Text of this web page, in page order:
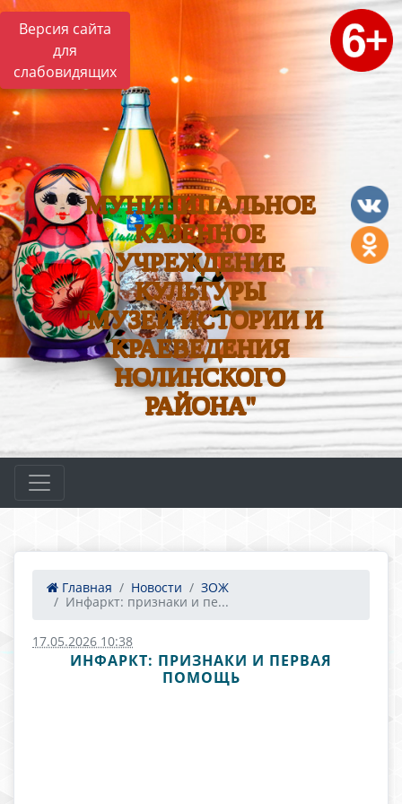
Версия сайта
для
слабовидящих
МУНИЦИПАЛЬНОЕ
КАЗЕННОЕ
УЧРЕЖДЕНИЕ
КУЛЬТУРЫ
"МУЗЕЙ ИСТОРИИ И
КРАЕВЕДЕНИЯ
НОЛИНСКОГО
РАЙОНА"
Главная Новости
ЗОЖ
Инфаркт: признаки и пе...
17.05.2026 10:38
ИНФАРКТ: ПРИЗНАКИ И ПЕРВАЯ
ПОМОЩЬ